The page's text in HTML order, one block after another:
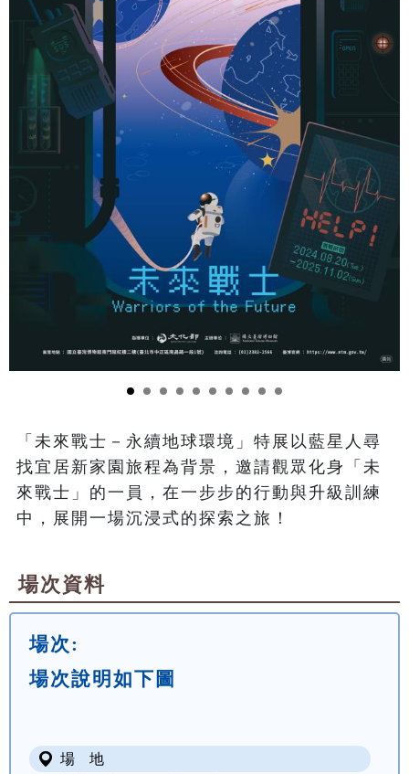
「未來戰士－永續地球環境」特展以藍星人尋
找宜居新家園旅程為背景，邀請觀眾化身「未
來戰士」的一員，在一步步的行動與升級訓練
中，展開一場沉浸式的探索之旅！
場次資料
場次:
場次說明如下圖
場 地